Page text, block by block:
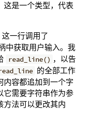
这是一个类型，代表
这一行调用了
中获取用户输入。我
read_line() ，以告
的全部工作
内容都追加到一个字
它需要字符串作为参
方法可以更改其内